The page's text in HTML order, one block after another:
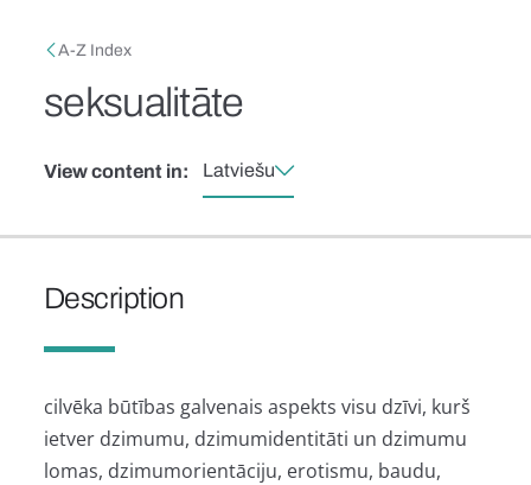
Breadcrumb
A-Z Index
seksualitāte
View content in: Latviešu
Description
cilvēka būtības galvenais aspekts visu dzīvi, kurš
ietver dzimumu, dzimumidentitāti un dzimumu
lomas, dzimumorientāciju, erotismu, baudu,